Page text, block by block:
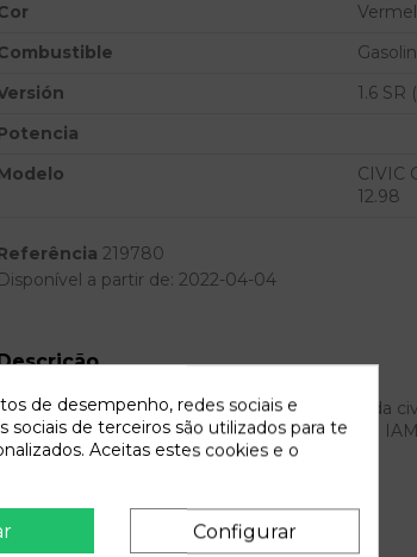
1.6 SR
CIVIC
12.98
219780
Disponível a partir de: 2022-04-04
de piloto trasero derecho para honda
1.6 sr (ej8) | 02.96 - 12.98 referencia OEM IAM
de desempenho, redes sociais e
de terceiros são utilizados para te
Aceitas estes cookies e o
Configurar